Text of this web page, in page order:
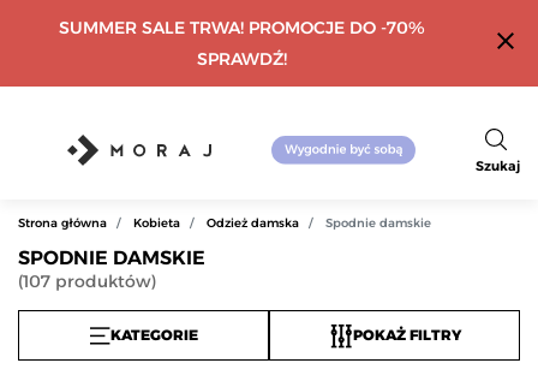
SUMMER SALE TRWA! PROMOCJE DO -70%
SPRAWDŹ!
close
Szukaj
Strona główna Kobieta Odzież damska Spodnie damskie
SPODNIE DAMSKIE
(107 produktów)
KATEGORIE POKAŻ FILTRY